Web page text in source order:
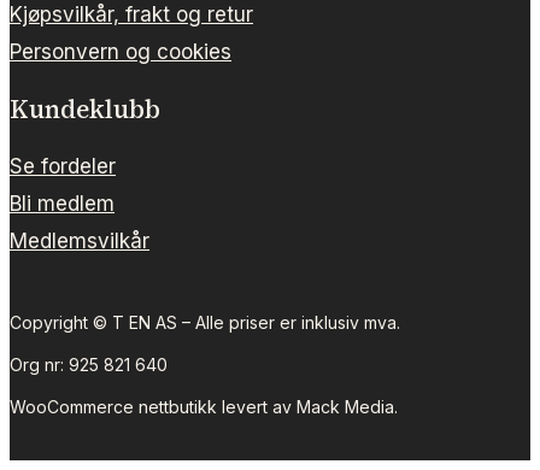
Kjøpsvilkår, frakt og retur
Personvern og cookies
Kundeklubb
Se fordeler
Bli medlem
Medlemsvilkår
Copyright © T EN AS – Alle priser er inklusiv mva.
Org nr: 925 821 640
WooCommerce nettbutikk levert av Mack Media.